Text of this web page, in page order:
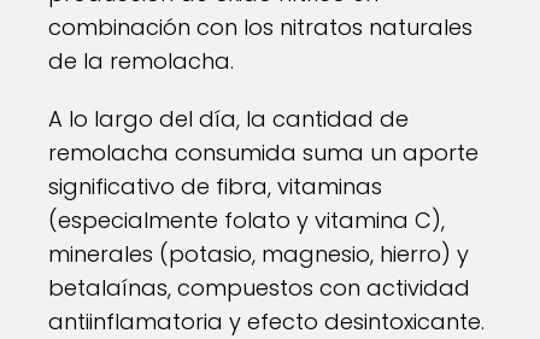
combinación con los nitratos naturales
de la remolacha.
A lo largo del día, la cantidad de
remolacha consumida suma un aporte
significativo de fibra, vitaminas
(especialmente folato y vitamina C),
minerales (potasio, magnesio, hierro) y
betalaínas, compuestos con actividad
antiinflamatoria y efecto desintoxicante.